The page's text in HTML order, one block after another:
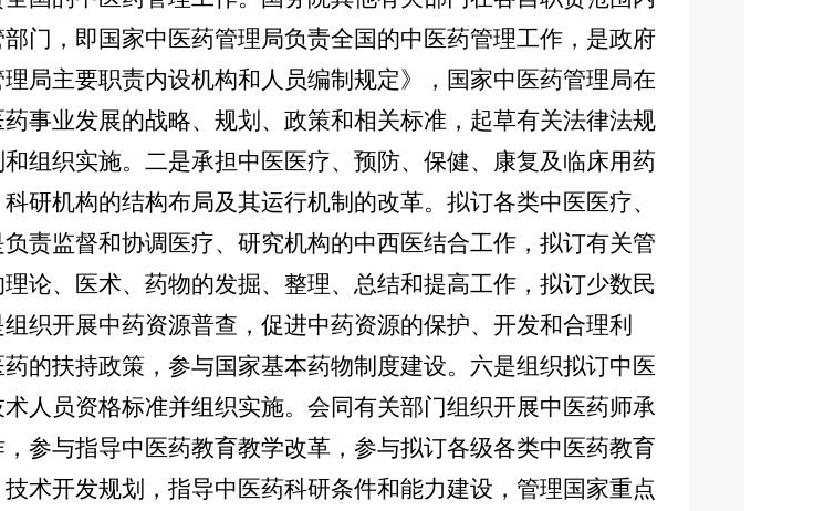
门，即国家中医药管理局负责全国的中医药管理工作，是政府
局主要职责内设机构和人员编制规定》，国家中医药管理局在
事业发展的战略、规划、政策和相关标准，起草有关法律法规
组织实施。二是承担中医医疗、预防、保健、康复及临床用药
研机构的结构布局及其运行机制的改革。拟订各类中医医疗、
责监督和协调医疗、研究机构的中西医结合工作，拟订有关管
论、医术、药物的发掘、整理、总结和提高工作，拟订少数民
织开展中药资源普查，促进中药资源的保护、开发和合理利
的扶持政策，参与国家基本药物制度建设。六是组织拟订中医
人员资格标准并组织实施。会同有关部门组织开展中医药师承
参与指导中医药教育教学改革，参与拟订各级各类中医药教育
术开发规划，指导中医药科研条件和能力建设，管理国家重点